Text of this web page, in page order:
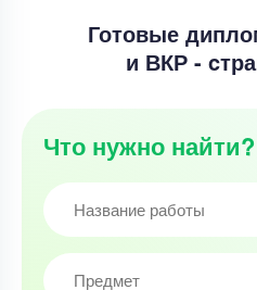
Готовые
и ВКР -
Что нужно найти?